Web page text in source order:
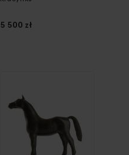
5 500 zł